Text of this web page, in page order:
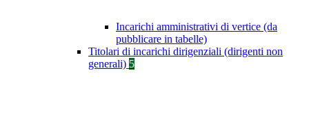
Incarichi amministrativi di vertice (da
pubblicare in tabelle)
Titolari di incarichi dirigenziali (dirigenti non
generali) 5